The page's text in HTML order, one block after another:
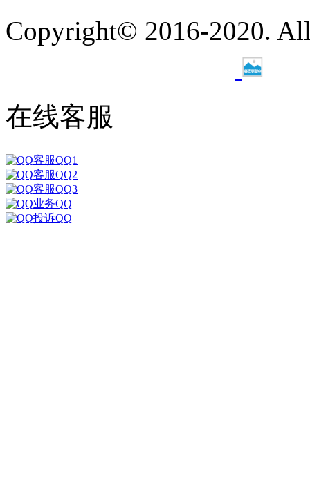
Copyright© 2016-2020.
在线客服
客服QQ1
客服QQ2
客服QQ3
业务QQ
投诉QQ